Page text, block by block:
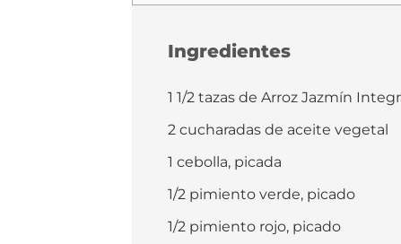
Ingredientes
1 1/2 tazas de Arroz Jazmín
2 cucharadas de aceite vegetal
1 cebolla, picada
1/2 pimiento verde, picado
1/2 pimiento rojo, picado